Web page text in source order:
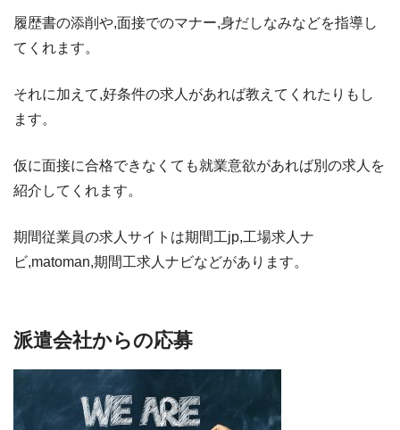
履歴書の添削や,面接でのマナー,身だしなみなどを指導し
てくれます。
それに加えて,好条件の求人があれば教えてくれたりもし
ます。
仮に面接に合格できなくても就業意欲があれば別の求人を
紹介してくれます。
期間従業員の求人サイトは期間工jp,工場求人ナ
ビ,matoman,期間工求人ナビなどがあります。
派遣会社からの応募